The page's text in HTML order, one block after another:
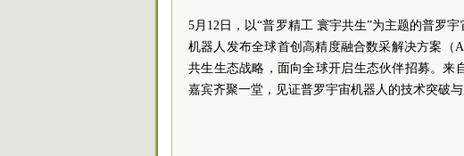
5月12日，以“普罗精工 寰宇共生”为主题的普罗
机器人发布全球首创高精度融合数采解决方案（
共生生态战略，面向全球开启生态伙伴招募。来
嘉宾齐聚一堂，见证普罗宇宙机器人的技术突破与